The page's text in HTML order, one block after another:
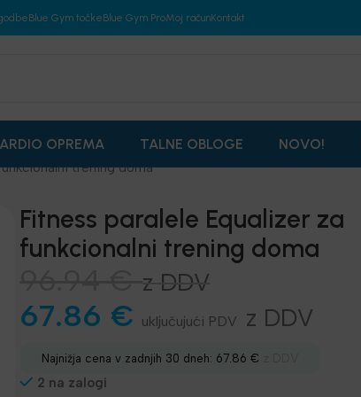
Blue Gym točkeBlue Gym ProMoj računKontakt
OPREMA TALNE OBLOGE NOVO!
trening doma
Fitness paralele Equalizer za
funkcionalni trening doma
z DDV
67.86 € z DDV
Najnižja cena v zadnjih 30 dneh: 67.86€
2 na zalogi